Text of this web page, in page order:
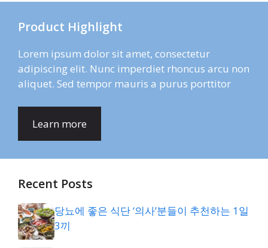
Product Highlight
Lorem ipsum dolor sit amet, consectetur
adipiscing elit. Nunc imperdiet rhoncus arcu non
aliquet. Sed tempor mauris a purus porttitor
Learn more
Recent Posts
당뇨에 좋은 식단 ‘의사’분들이 추천하는 1일
3끼